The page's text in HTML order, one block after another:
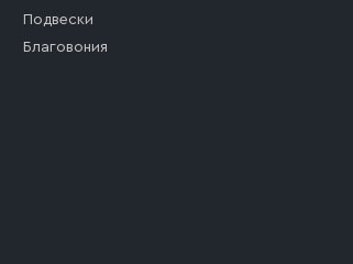
Подвески
Благовония